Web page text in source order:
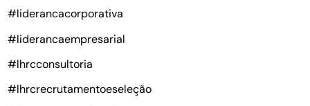
#liderancacorporativa
#liderancaempresarial
#lhrcconsultoria
#lhrcrecrutamentoeseleção